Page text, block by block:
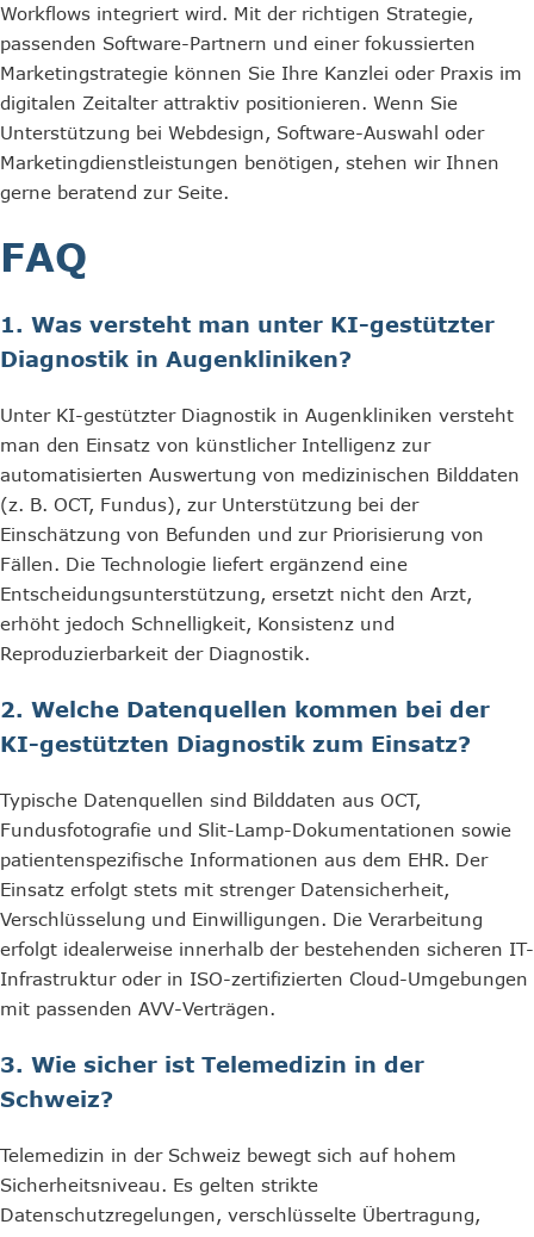
Workflows integriert wird. Mit der richtigen Strategie,
passenden Software-Partnern und einer fokussierten
Marketingstrategie können Sie Ihre Kanzlei oder Praxis im
digitalen Zeitalter attraktiv positionieren. Wenn Sie
Unterstützung bei Webdesign, Software-Auswahl oder
Marketingdienstleistungen benötigen, stehen wir Ihnen
gerne beratend zur Seite.
FAQ
1. Was versteht man unter KI-gestützter
Diagnostik in Augenkliniken?
Unter KI-gestützter Diagnostik in Augenkliniken versteht
man den Einsatz von künstlicher Intelligenz zur
automatisierten Auswertung von medizinischen Bilddaten
(z. B. OCT, Fundus), zur Unterstützung bei der
Einschätzung von Befunden und zur Priorisierung von
Fällen. Die Technologie liefert ergänzend eine
Entscheidungsunterstützung, ersetzt nicht den Arzt,
erhöht jedoch Schnelligkeit, Konsistenz und
Reproduzierbarkeit der Diagnostik.
2. Welche Datenquellen kommen bei der
KI-gestützten Diagnostik zum Einsatz?
Typische Datenquellen sind Bilddaten aus OCT,
Fundusfotografie und Slit-Lamp-Dokumentationen sowie
patientenspezifische Informationen aus dem EHR. Der
Einsatz erfolgt stets mit strenger Datensicherheit,
Verschlüsselung und Einwilligungen. Die Verarbeitung
erfolgt idealerweise innerhalb der bestehenden sicheren IT-
Infrastruktur oder in ISO-zertifizierten Cloud-Umgebungen
mit passenden AVV-Verträgen.
3. Wie sicher ist Telemedizin in der
Schweiz?
Telemedizin in der Schweiz bewegt sich auf hohem
Sicherheitsniveau. Es gelten strikte
Datenschutzregelungen, verschlüsselte Übertragung,